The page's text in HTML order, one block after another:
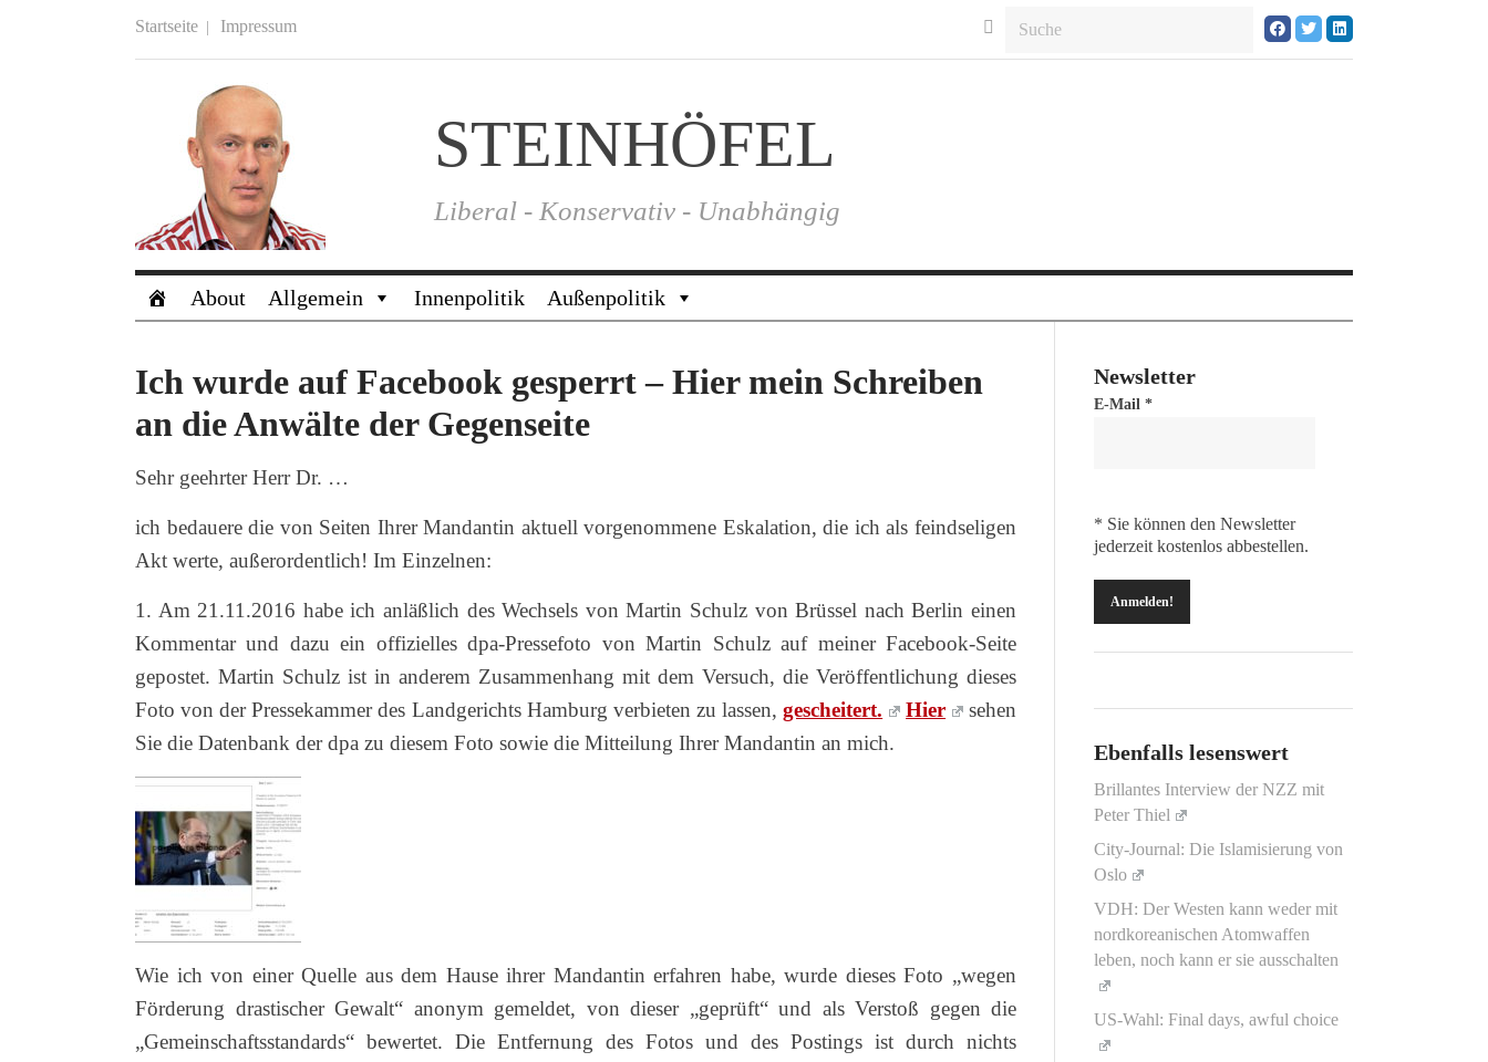
Startseite Impressum
STEINHÖFEL
Liberal - Konservativ - Unabhängig
About Allgemein Innenpolitik Außenpolitik
Ich wurde auf Facebook gesperrt – Hier mein Schreiben
an die Anwälte der Gegenseite
Sehr geehrter Herr Dr. …
ich bedauere die von Seiten Ihrer Mandantin aktuell vorgenommene Eskalation, die ich als feindseligen
Akt werte, außerordentlich! Im Einzelnen:
1. Am 21.11.2016 habe ich anläßlich des Wechsels von Martin Schulz von Brüssel nach Berlin einen
Kommentar und dazu ein offizielles dpa-Pressefoto von Martin Schulz auf meiner Facebook-Seite
gepostet. Martin Schulz ist in anderem Zusammenhang mit dem Versuch, die Veröffentlichung dieses
Foto von der Pressekammer des Landgerichts Hamburg verbieten zu lassen,gescheitert. Hier
sehen
Sie die Datenbank der dpa zu diesem Foto sowie die Mitteilung Ihrer Mandantin an mich.
Wie ich von einer Quelle aus dem Hause ihrer Mandantin erfahren habe, wurde dieses Foto „wegen
Förderung drastischer Gewalt“ anonym gemeldet, von dieser „geprüft“ und als Verstoß gegen die
„Gemeinschaftsstandards“ bewertet. Die Entfernung des Fotos und des Postings ist durch nichts
Newsletter
E-Mail *
* Sie können den Newsletter
jederzeit kostenlos abbestellen.
Ebenfalls lesenswert
Brillantes Interview der NZZ mit
Peter Thiel
City-Journal: Die Islamisierung von
Oslo
VDH: Der Westen kann weder mit
nordkoreanischen Atomwaffen
leben, noch kann er sie ausschalten
US-Wahl: Final days, awful choice